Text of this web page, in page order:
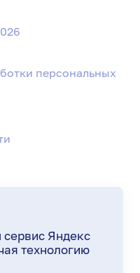
Яндекс
технологию
персональных